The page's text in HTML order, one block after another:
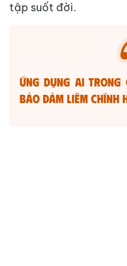
tập suốt đời.
Ứng dụng AI trong
bảo đảm liêm chính